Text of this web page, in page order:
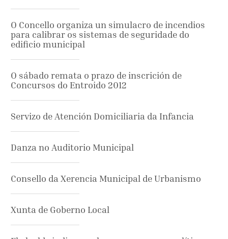
O Concello organiza un simulacro de incendios
para calibrar os sistemas de seguridade do
edificio municipal
O sábado remata o prazo de inscrición de
Concursos do Entroido 2012
Servizo de Atención Domiciliaria da Infancia
Danza no Auditorio Municipal
Consello da Xerencia Municipal de Urbanismo
Xunta de Goberno Local